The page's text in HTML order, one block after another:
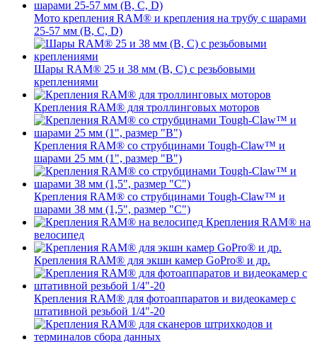
Мото крепления RAM® и крепления на трубу с шарами
25-57 мм (B, C, D)
Шары RAM® 25 и 38 мм (B, C) с резьбовыми
креплениями
Крепления RAM® для троллинговых моторов
Крепления RAM® со струбцинами Tough-Claw™ и
шарами 25 мм (1", размер "B")
Крепления RAM® со струбцинами Tough-Claw™ и
шарами 38 мм (1,5", размер "C")
Крепления RAM® на
велосипед
Крепления RAM® для экшн камер GoPro® и др.
Крепления RAM® для фотоаппаратов и видеокамер с
штативной резьбой 1/4"-20